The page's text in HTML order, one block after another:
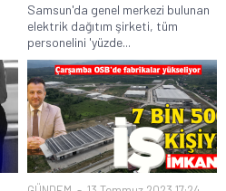
Samsun'da genel merkezi bulunan
elektrik dağıtım şirketi, tüm
personelini 'yüzde...